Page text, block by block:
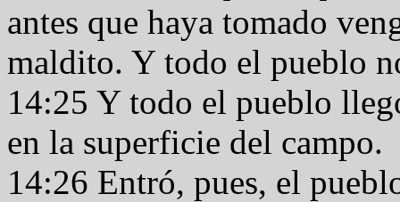
antes que haya tomado
maldito. Y todo el pueblo
14:25 Y todo el pueblo
en la superficie del campo.
14:26 Entró, pues, el